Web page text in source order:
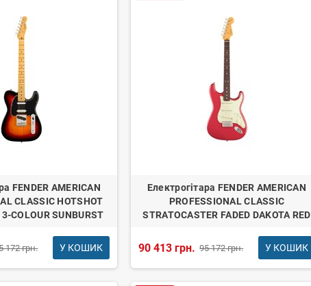
FENDER AMERICAN
CLASSIC HOTSHOT
COLOUR SUNBURST
172 грн. У КОШИК
Електрогітара FENDER AMERICAN
PROFESSIONAL CLASSIC
STRATOCASTER FADED DAKOTA RED
90 413 грн. 95 172 грн. У КОШИК